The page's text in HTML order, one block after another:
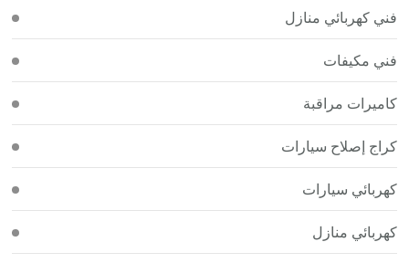
فني كهربائي منازل
فني مكيفات
كاميرات مراقبة
كراج إصلاح سيارات
كهربائي سيارات
كهربائي منازل